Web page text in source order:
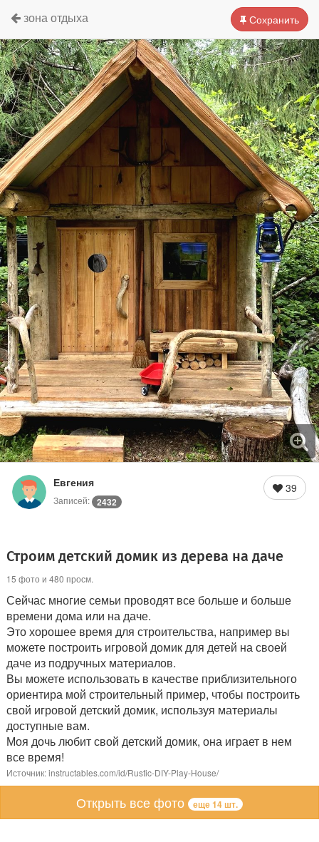
Сохранить
зона отдыха
Евгения
Записей: 2432
39
Строим детский домик из дерева на даче
15 фото и 480 просм.
Сейчас многие семьи проводят все больше и больше
времени дома или на даче.
Это хорошее время для строительства, например вы
можете построить игровой домик для детей на своей
даче из подручных материалов.
Вы можете использовать в качестве приблизительного
ориентира мой строительный пример, чтобы построить
свой игровой детский домик, используя материалы
доступные вам.
Моя дочь любит свой детский домик, она играет в нем
все время!
Источник: instructables.com/id/Rustic-DIY-Play-House/
Открыть все фото еще 14 шт.